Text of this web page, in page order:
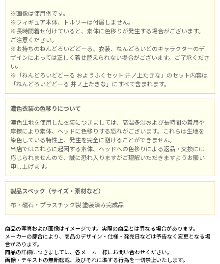
※画像は使用例です。
※フィギュア本体、トルソーは付属しません。
※長時間着せ付けていると、素体に色移りが発生する場合がございます。
ご注意ください。
※お持ちのねんどろいどどーる、衣装、ねんどろいどのキャラクターのデ
ザインによっては正しく着せ替えられない場合がございます。ご了承くださ
い。
※「ねんどろいどどーる おようふくセット 井ノ上たきな」のセット内容は
「ねんどろいどどーる 井ノ上たきな」にすべて含まれます。
濃色衣装の色移りについて
濃色生地を使用した衣装につきましては、高温多湿および長時間の着用や
摩擦により素体、ヘッドに色移りする恐れがございます。これらは生地を
染色している特性上、発生を完全に避けることができません。
当店ではこれらに起因する素体、ヘッドへの色移りによる返品・交換には
応じられませんので、誠に恐れ入りますがご理解いただきますようお願い
申し上げます。
製品スペック（サイズ・素材など）
布・磁石・プラスチック製 塗装済み完成品
商品の写真および画像はイメージです。実際の商品とは異なる場合があります。
メーカーの都合により、商品のデザイン・仕様・発売日などは予告なく変更となる場
合があります。
商品の詳細につきましては、各メーカー様にお問い合わせください。
画像・テキストの無断転載、及びそれに準ずる行為を一切禁止いたします。